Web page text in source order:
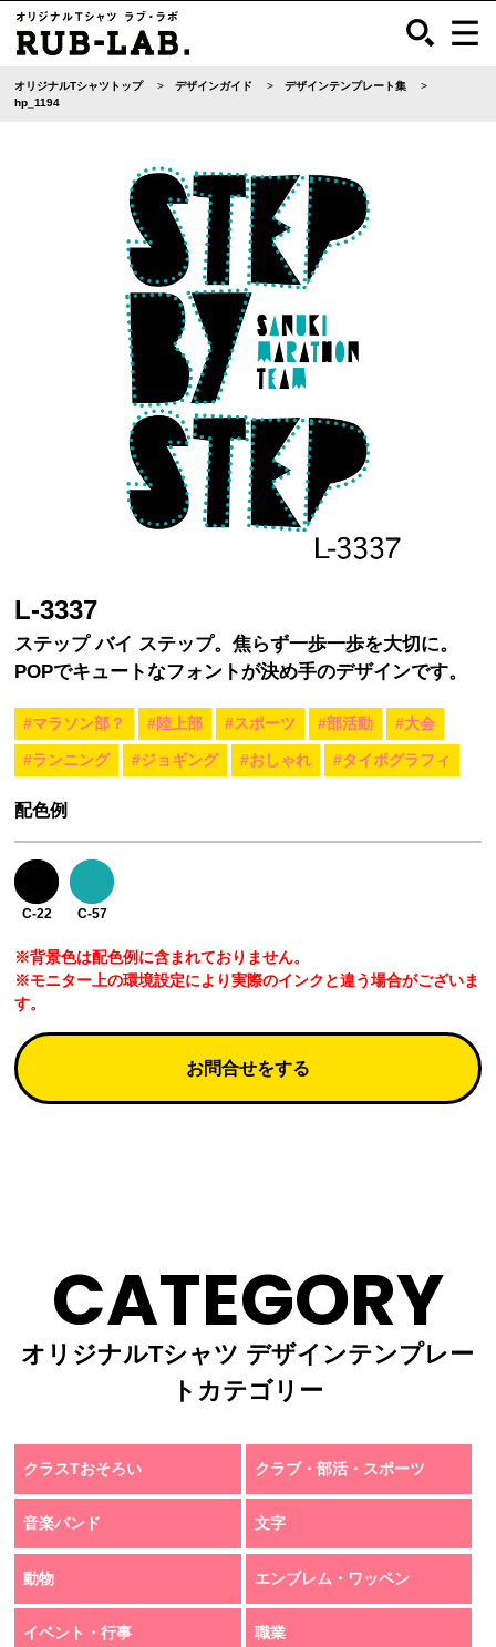
オリジナルTシャツトップ デザインガイド
デザインテンプレート集
hp_1194
L-3337
ステップ バイ ステップ。焦らず一歩一歩を大切に。
POPでキュートなフォントが決め手のデザインです。
#マラソン部？ #陸上部 #スポーツ #部活動 #大会
#ランニング #ジョギング #おしゃれ #タイポグラフィ
配色例
C-22 C-57
※背景色は配色例に含まれておりません。
※モニター上の環境設定により実際のインクと違う場合がございま
す。
お問合せをする
CATEGORY
オリジナルTシャツ デザインテンプレー
トカテゴリー
クラスTおそろい クラブ・部活・スポーツ
音楽バンド 文字
動物 エンブレム・ワッペン
イベント・行事 職業